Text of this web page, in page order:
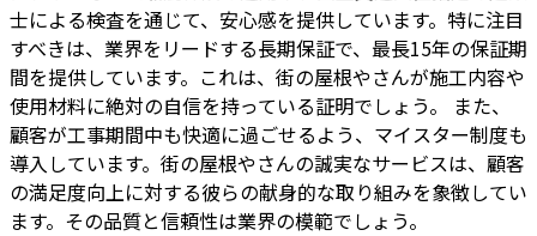
士による検査を通じて、安心感を提供しています。特に注目
すべきは、業界をリードする長期保証で、最長15年の保証期
間を提供しています。これは、街の屋根やさんが施工内容や
使用材料に絶対の自信を持っている証明でしょう。 また、
顧客が工事期間中も快適に過ごせるよう、マイスター制度も
導入しています。街の屋根やさんの誠実なサービスは、顧客
の満足度向上に対する彼らの献身的な取り組みを象徴してい
ます。その品質と信頼性は業界の模範でしょう。